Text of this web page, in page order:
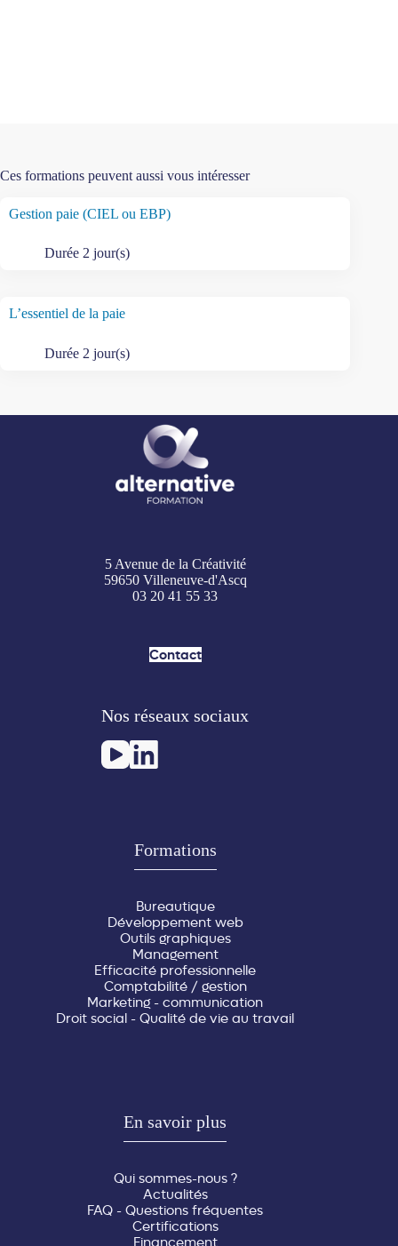
Ces formations peuvent aussi vous intéresser
Gestion paie (CIEL ou EBP)
Durée 2 jour(s)
L’essentiel de la paie
Durée 2 jour(s)
5 Avenue de la Créativité
59650 Villeneuve-d'Ascq
03 20 41 55 33
Contact
Nos réseaux sociaux
Formations
Bureautique
Développement web
Outils graphiques
Management
Efficacité professionnelle
Comptabilité / gestion
Marketing - communication
Droit social - Qualité de vie au travail
En savoir plus
Qui sommes-nous ?
Actualités
FAQ - Questions fréquentes
Certifications